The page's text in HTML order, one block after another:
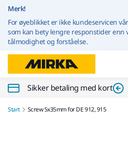
Merk!
For øyeblikket er ikke kundeservicen
som kan bety lengre responstider enn
tålmodighet og forståelse.
Sikker betaling med kort
Start Screw 5x35mm for DE 912, 915